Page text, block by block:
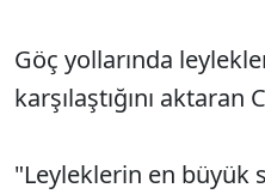
Göç yollarında
karşılaştığını
"Leyleklerin en büyük